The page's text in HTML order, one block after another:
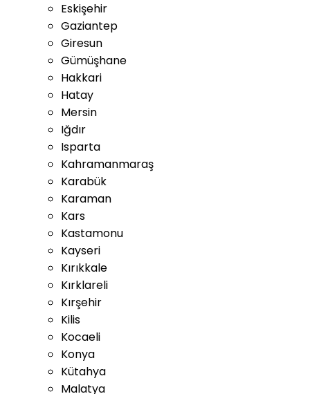
Eskişehir
Gaziantep
Giresun
Gümüşhane
Hakkari
Hatay
Mersin
Iğdır
Isparta
Kahramanmaraş
Karabük
Karaman
Kars
Kastamonu
Kayseri
Kırıkkale
Kırklareli
Kırşehir
Kilis
Kocaeli
Konya
Kütahya
Malatya